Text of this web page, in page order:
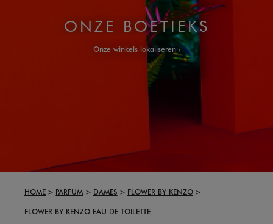
ONZE BOETIEKS
Onze winkels lokaliseren
HOME PARFUM DAMES
FLOWER BY KENZO
FLOWER BY KENZO EAU DE TOILETTE